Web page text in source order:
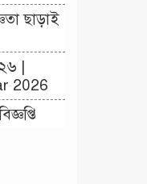
ছাড়াই
|
2026